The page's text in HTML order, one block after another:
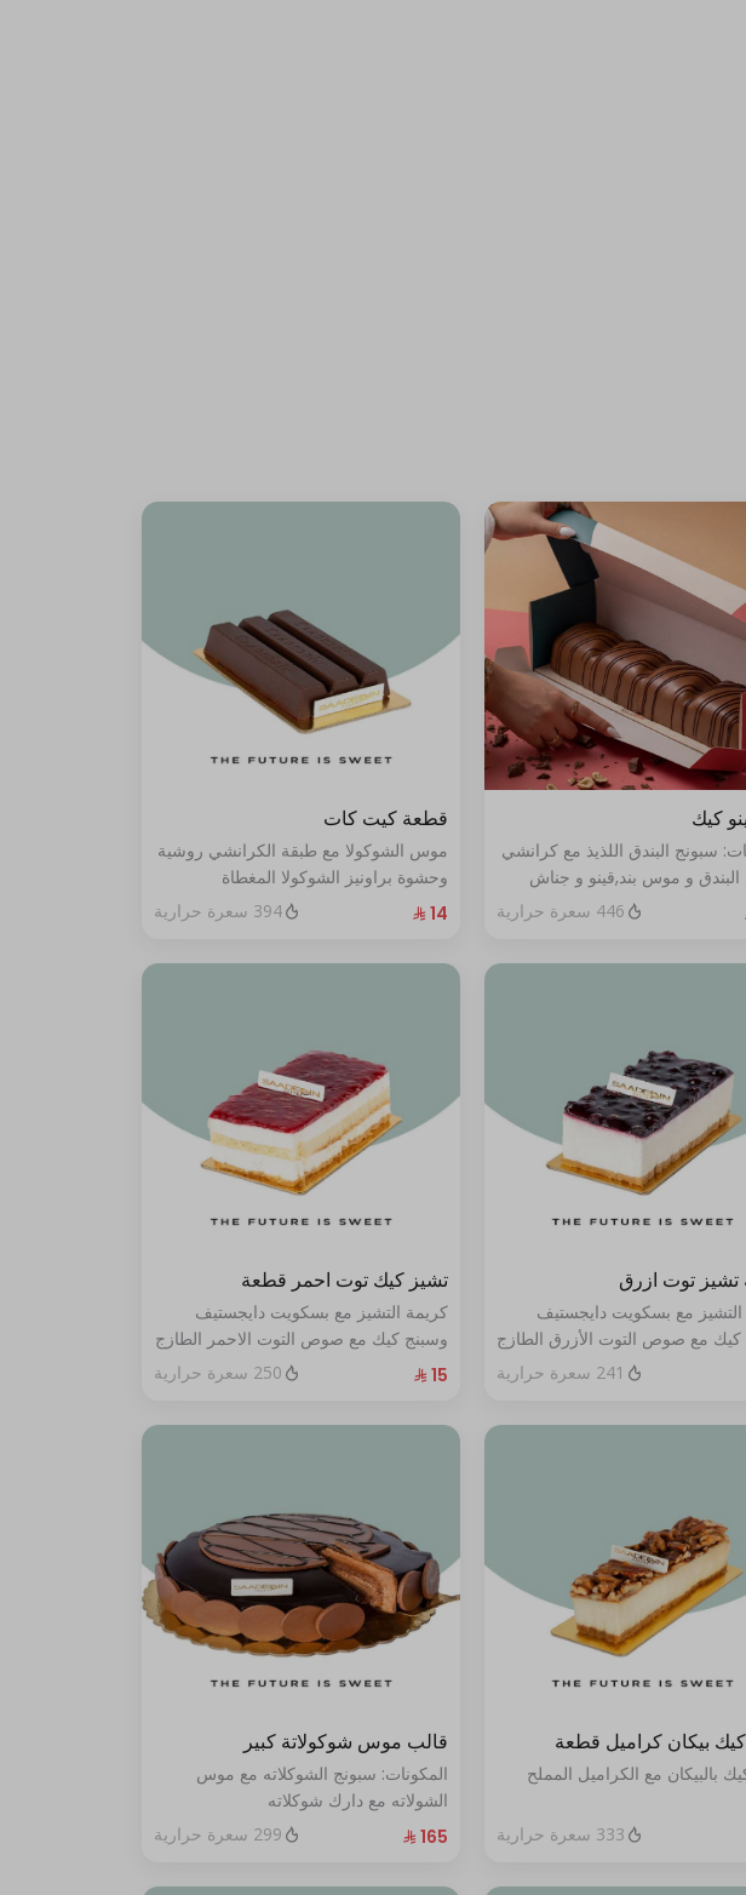
كيك
سبونج البندق اللذيذ مع كرانشي
البندق و موس بند,قينو و جناش
مع طبقة شوكولا ناعمة (تكفي من
446 سعرة حرارية
قطعة كيت كات
موس الشوكولا مع طبقة الكرانشي روشية
وحشوة براونيز الشوكولا المغطاة
بالكراميل
394 سعرة حرارية
توت ازرق
مع بسكويت دايجستيف
كيك مع صوص التوت الأزرق الطازج
241 سعرة حرارية
تشيز كيك توت احمر قطعة
كريمة التشيز مع بسكويت دايجستيف
وسبنج كيك مع صوص التوت الاحمر الطازج
250 سعرة حرارية
بيكان كراميل قطعة
بالبيكان مع الكراميل المملح
333 سعرة حرارية
قالب موس شوكولاتة كبير
المكونات: سبونج الشوكلاته مع موس
الشولاته مع دارك شوكلاته
الحجم:كبير يكفي ١٢ أشخاص"
299 سعرة حرارية